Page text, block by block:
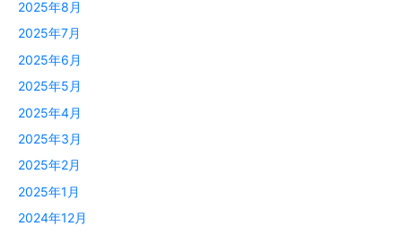
2025年8月
2025年7月
2025年6月
2025年5月
2025年4月
2025年3月
2025年2月
2025年1月
2024年12月